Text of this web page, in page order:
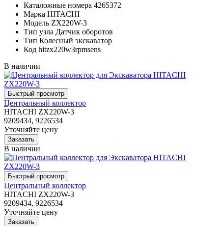
Каталожные номера 4265372
Марка HITACHI
Модель ZX220W-3
Тип узла Датчик оборотов
Тип Колесный экскаватор
Код hitzx220w3rpmsens
В наличии
Центральный коллектор
HITACHI ZX220W-3
9209434, 9226534
Уточняйте цену
В наличии
Центральный коллектор
HITACHI ZX220W-3
9209434, 9226534
Уточняйте цену